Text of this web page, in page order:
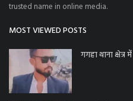
trusted name in online media.
MOST VIEWED POSTS
गगहा थाना क्षेत्र